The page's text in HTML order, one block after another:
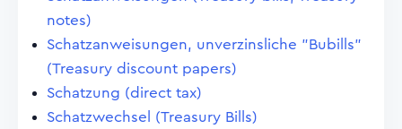
notes)
Schatzanweisungen, unverzinsliche "Bubills"
(Treasury discount papers)
Schatzung (direct tax)
Schatzwechsel (Treasury Bills)